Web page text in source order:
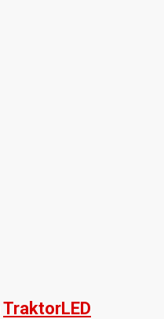
TraktorLED